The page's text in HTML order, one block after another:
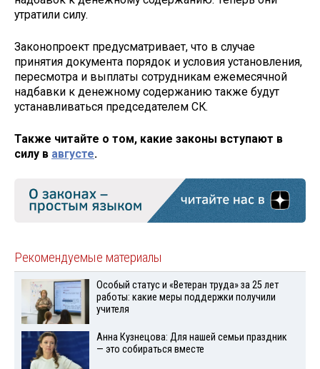
утратили силу.
Законопроект предусматривает, что в случае
принятия документа порядок и условия установления,
пересмотра и выплаты сотрудникам ежемесячной
надбавки к денежному содержанию также будут
устанавливаться председателем СК.
Также читайте о том, какие законы вступают в
силу в августе.
Рекомендуемые материалы
Особый статус и «Ветеран труда» за 25 лет
работы: какие меры поддержки получили
учителя
Анна Кузнецова: Для нашей семьи праздник
— это собираться вместе